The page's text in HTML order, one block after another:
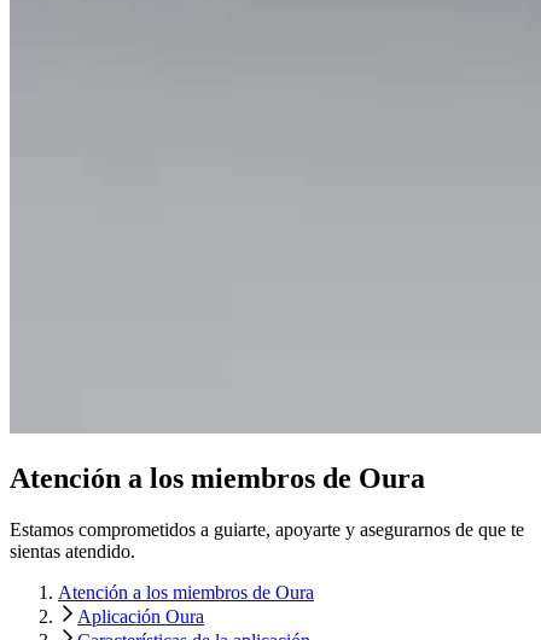
Atención a los miembros de Oura
Estamos comprometidos a guiarte, apoyarte y asegurarnos de que te
sientas atendido.
Atención a los miembros de Oura
Aplicación Oura